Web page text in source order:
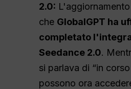
2.0:
che GlobalGPT ha
completato
Seedance 2.0.
si parlava di “in
possono ora